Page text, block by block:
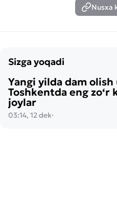
Nusxa
Sizga yoqadi
Yangi yilda dam
Toshkentda eng zo‘r
joylar
03:14, 12 dek·